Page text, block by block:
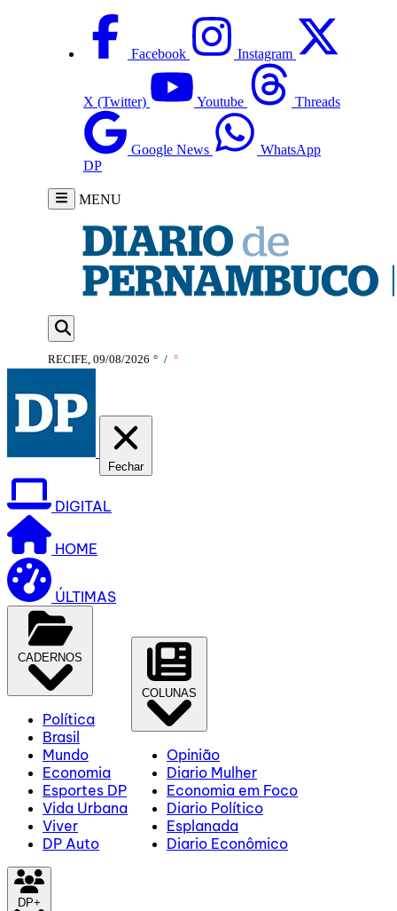
Facebook Instagram
X (Twitter) Youtube Threads
Google News
WhatsApp
DP
MENU
RECIFE, 09/08/2026 ° / °
Fechar
DIGITAL
HOME
ÚLTIMAS
CADERNOS
Política
Brasil
Mundo
Economia
Esportes DP
Vida Urbana
Viver
DP Auto
COLUNAS
Opinião
Diario Mulher
Economia em Foco
Diario Político
Esplanada
Diario Econômico
DP+